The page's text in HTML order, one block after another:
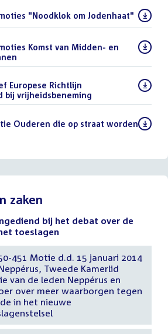
"Noodklok om Jodenhaat" ()
Komst van Midden- en
Europese Richtlijn
bij vrijheidsbeneming
Ouderen die op straat worden
zaken
bij het debat over de
toeslagen
451 Motie d.d. 15 januari 2014
Tweede Kamerlid
van de leden Neppérus en
over meer waarborgen tegen
in het nieuwe